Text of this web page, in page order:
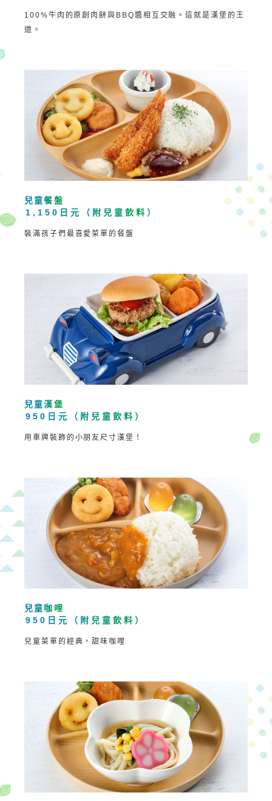
100%牛肉的原創肉餅與BBQ醬相互交融。這就是漢堡的王
道。
兒童餐盤
1,150日元（附兒童飲料）
裝滿孩子們最喜愛菜單的餐盤
兒童漢堡
950日元（附兒童飲料）
用車牌裝飾的小朋友尺寸漢堡！
兒童咖哩
950日元（附兒童飲料）
兒童菜單的經典，甜味咖哩